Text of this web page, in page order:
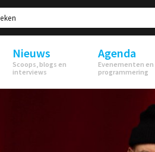
Nieuws
Scoops, blogs en
interviews
Agenda
Evenementen en
programmering